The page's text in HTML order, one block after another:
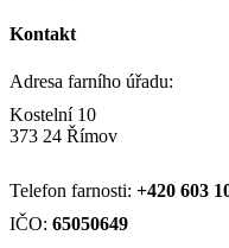
Kontakt
Adresa farního úřadu:
Kostelní 10
373 24 Římov
Telefon farnosti: +420 603
IČO: 65050649